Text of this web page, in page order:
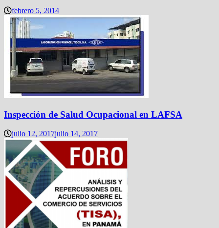
febrero 5, 2014
Inspección de Salud Ocupacional en LAFSA
julio 12, 2017julio 14, 2017